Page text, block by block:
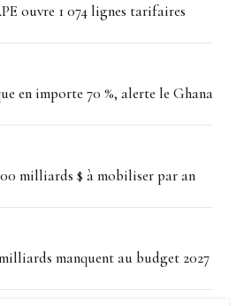
ouvre 1 074 lignes tarifaires
en importe 70 %, alerte le Ghana
milliards $ à mobiliser par an
manquent au budget 2027